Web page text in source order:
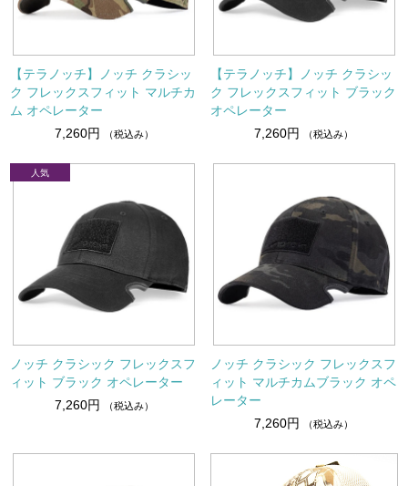
【テラノッチ】ノッチ クラシッ
ク フレックスフィット マルチカ
ム オペレーター
7,260円
（税込み）
【テラノッチ】ノッチ クラシッ
ク フレックスフィット ブラック
オペレーター
7,260円
（税込み）
ノッチ クラシック フレックスフ
ィット ブラック オペレーター
7,260円
（税込み）
ノッチ クラシック フレックスフ
ィット マルチカムブラック オペ
レーター
7,260円
（税込み）